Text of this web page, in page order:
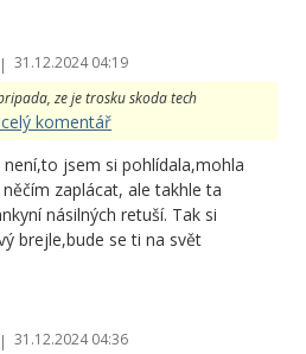
| 31.12.2024 04:19
ze je trosku skoda tech
komentář
jsem si pohlídala,mohla
zaplácat, ale takhle ta
násilných retuší. Tak si
brejle,bude se ti na svět
| 31.12.2024 04:36